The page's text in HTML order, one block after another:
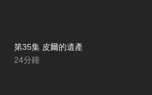
第35集 皮爾的遺產
24分鐘